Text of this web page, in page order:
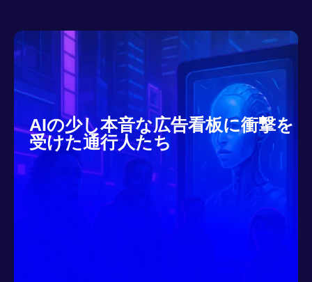
AIの少し本音な広告看板に衝撃を
受けた通行人たち